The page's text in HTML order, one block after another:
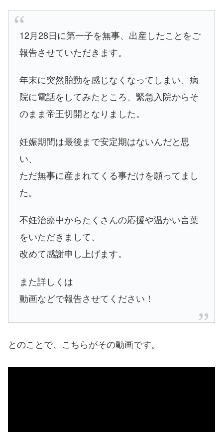
12月28日に第一子を無事、出産したことをご
報告させていただきます。
年末に突然胎動を感じなくなってしまい、病
院に電話をしてみたところ、緊急入院からそ
のまま帝王切開となりました。
妊娠期間は最後まで安定期はないんだと思
い、
ただ無事に産まれてくる事だけを願ってまし
た。
不妊治療中からたくさんの応援や温かい言葉
をいただきまして、
改めて感謝申し上げます。
また詳しくは
動画などで報告させてください！
とのことで、こちらがその動画です。